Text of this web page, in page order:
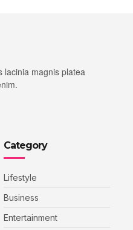
lacinia magnis platea
Category
Lifestyle
Business
Entertainment